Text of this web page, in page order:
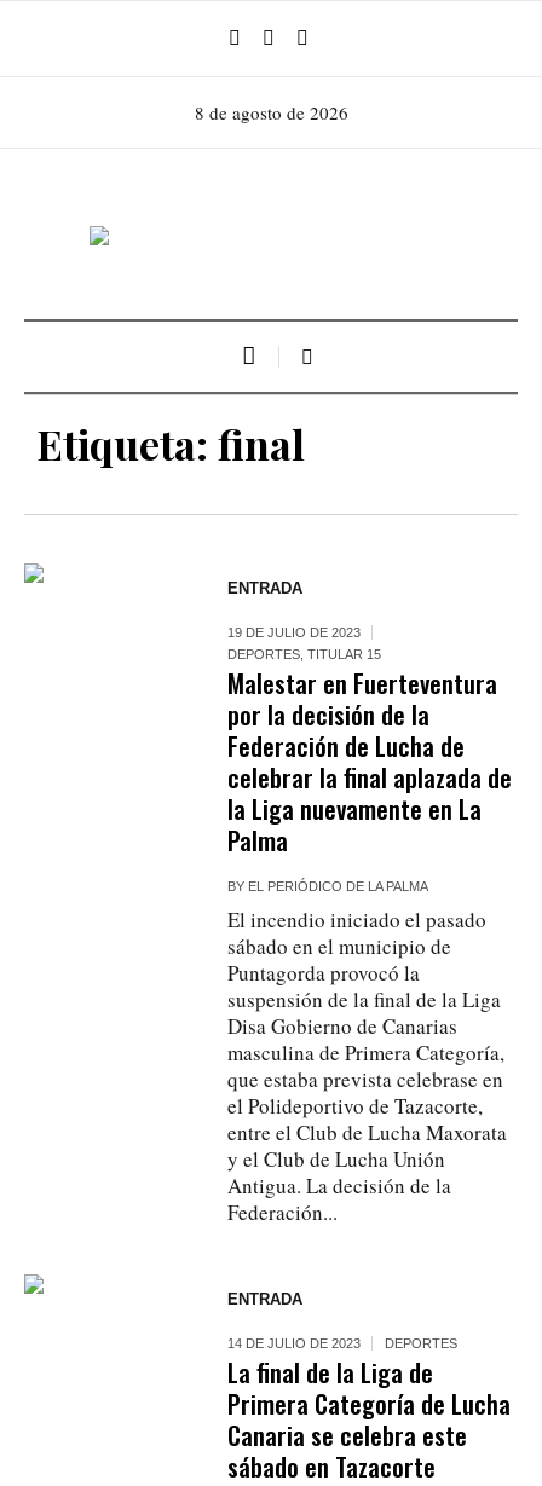
8 de agosto de 2026
Etiqueta: final
ENTRADA
19 DE JULIO DE 2023
DEPORTES ,TITULAR 15
Malestar en Fuerteventura
por la decisión de la
Federación de Lucha de
celebrar la final aplazada de
la Liga nuevamente en La
Palma
BY EL PERIÓDICO DE LA PALMA
El incendio iniciado el pasado
sábado en el municipio de
Puntagorda provocó la
suspensión de la final de la Liga
Disa Gobierno de Canarias
masculina de Primera Categoría,
que estaba prevista celebrase en
el Polideportivo de Tazacorte,
entre el Club de Lucha Maxorata
y el Club de Lucha Unión
Antigua. La decisión de la
Federación...
ENTRADA
14 DE JULIO DE 2023 DEPORTES
La final de la Liga de
Primera Categoría de Lucha
Canaria se celebra este
sábado en Tazacorte